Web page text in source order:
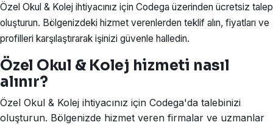
Özel Okul & Kolej ihtiyacınız için Codega üzerinden ücretsiz talep
oluşturun. Bölgenizdeki hizmet verenlerden teklif alın, fiyatları ve
profilleri karşılaştırarak işinizi güvenle halledin.
Özel Okul & Kolej hizmeti nasıl
alınır?
Özel Okul & Kolej ihtiyacınız için Codega'da talebinizi
oluşturun. Bölgenizde hizmet veren firmalar ve uzmanlar